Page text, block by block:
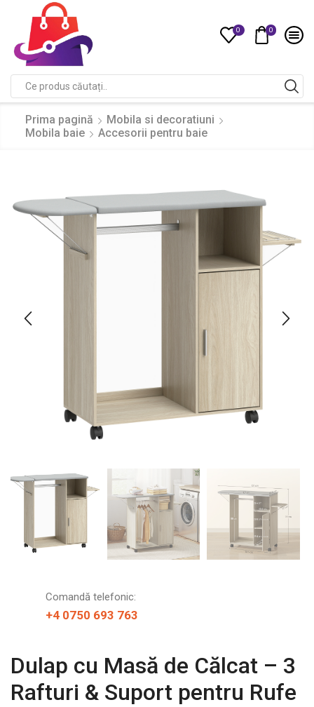
0 0
input
Prima pagină
Mobila si decoratiuni
Mobila baie
Accesorii pentru baie
Comandă telefonic:
+4 0750 693 763
Dulap cu Masă de Călcat – 3
Rafturi & Suport pentru Rufe